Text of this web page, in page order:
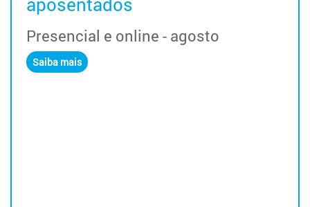
Presencial e online - agosto
Saiba mais